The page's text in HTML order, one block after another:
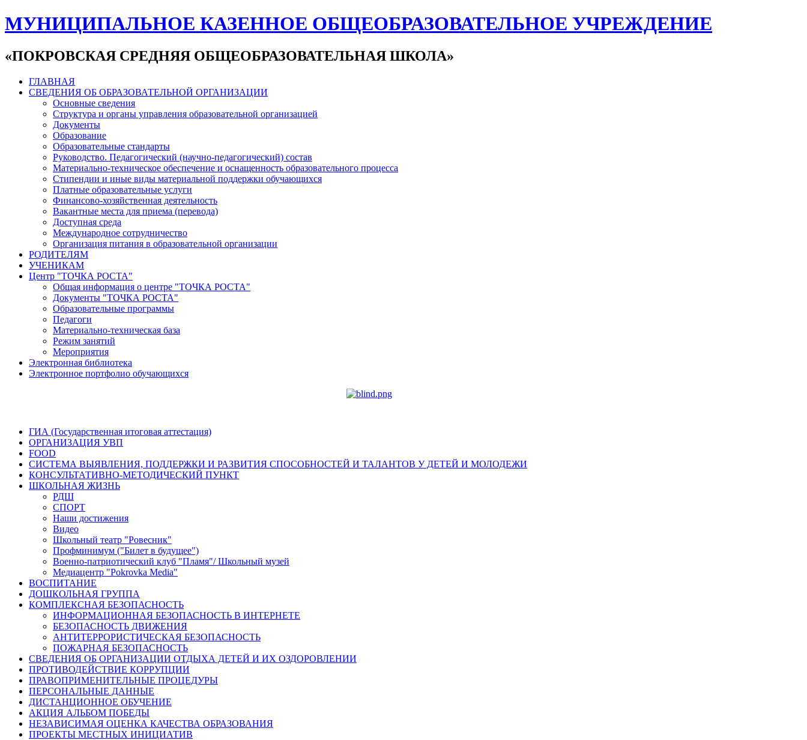
МУНИЦИПАЛЬНОЕ КАЗЕННОЕ ОБЩЕОБРАЗОВАТЕЛЬНОЕ УЧРЕЖДЕНИЕ
«ПОКРОВСКАЯ СРЕДНЯЯ ОБЩЕОБРАЗОВАТЕЛЬНАЯ ШКОЛА»
ГЛАВНАЯ
СВЕДЕНИЯ ОБ ОБРАЗОВАТЕЛЬНОЙ ОРГАНИЗАЦИИ
Основные сведения
Структура и органы управления образовательной организацией
Документы
Образование
Образовательные стандарты
Руководство. Педагогический (научно-педагогический) состав
Материально-техническое обеспечение и оснащенность образовательного процесса
Стипендии и иные виды материальной поддержки обучающихся
Платные образовательные услуги
Финансово-хозяйственная деятельность
Вакантные места для приема (перевода)
Доступная среда
Международное сотрудничество
Организация питания в образовательной организации
РОДИТЕЛЯМ
УЧЕНИКАМ
Центр "ТОЧКА РОСТА"
Общая информация о центре "ТОЧКА РОСТА"
Документы "ТОЧКА РОСТА"
Образовательные программы
Педагоги
Материально-техническая база
Режим занятий
Мероприятия
Электронная библиотека
Электронное портфолио обучающихся
ГИА (Государственная итоговая аттестация)
ОРГАНИЗАЦИЯ УВП
FOOD
СИСТЕМА ВЫЯВЛЕНИЯ, ПОДДЕРЖКИ И РАЗВИТИЯ СПОСОБНОСТЕЙ И ТАЛАНТОВ У ДЕТЕЙ И МОЛОДЕЖИ
КОНСУЛЬТАТИВНО-МЕТОДИЧЕСКИЙ ПУНКТ
ШКОЛЬНАЯ ЖИЗНЬ
РДШ
СПОРТ
Наши достижения
Видео
Школьный театр "Ровесник"
Профминимум ("Билет в будущее")
Военно-патриотический клуб "Пламя"/ Школьный музей
Медиацентр "Pokrovka Media"
ВОСПИТАНИЕ
ДОШКОЛЬНАЯ ГРУППА
КОМПЛЕКСНАЯ БЕЗОПАСНОСТЬ
ИНФОРМАЦИОННАЯ БЕЗОПАСНОСТЬ В ИНТЕРНЕТЕ
БЕЗОПАСНОСТЬ ДВИЖЕНИЯ
АНТИТЕРРОРИСТИЧЕСКАЯ БЕЗОПАСНОСТЬ
ПОЖАРНАЯ БЕЗОПАСНОСТЬ
СВЕДЕНИЯ ОБ ОРГАНИЗАЦИИ ОТДЫХА ДЕТЕЙ И ИХ ОЗДОРОВЛЕНИИ
ПРОТИВОДЕЙСТВИЕ КОРРУПЦИИ
ПРАВОПРИМЕНИТЕЛЬНЫЕ ПРОЦЕДУРЫ
ПЕРСОНАЛЬНЫЕ ДАННЫЕ
ДИСТАНЦИОННОЕ ОБУЧЕНИЕ
АКЦИЯ АЛЬБОМ ПОБЕДЫ
НЕЗАВИСИМАЯ ОЦЕНКА КАЧЕСТВА ОБРАЗОВАНИЯ
ПРОЕКТЫ МЕСТНЫХ ИНИЦИАТИВ